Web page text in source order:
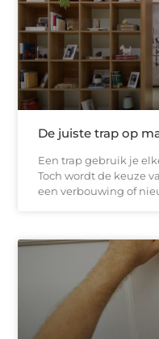
De juiste trap op
Een trap gebruik je
Toch wordt de keuze
een verbouwing of